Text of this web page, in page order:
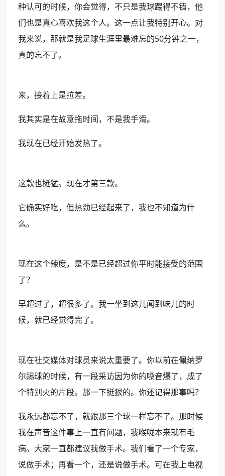
种认可的时候，你会觉得，不只是我球踢得不错，他
们也是真心喜欢我这个人。这一点让我特别开心。对
我来说，那就是我足球生涯里最难忘的50分钟之一，
真的忘不了。
来，接着上是拉差。
我其实是在故意拖时间，不是我手滑。
我现在已经开始发热了。
这款也挺猛。现在才第三款。
它确实好吃，但热劲已经起来了，我也不知道为什
么。
现在这个辣度，是不是已经超过你平时能接受的范围
了？
早超过了，超很多了。我一坐到这儿闻到味儿的时
候，就已经觉得完了。
现在社交媒体对球员来说太重要了。你以前在佩纳罗
尔踢球的时候，有一段采访因为你的嗓音爆了，成了
个特别火的片段。那一下挺狠的。你还记得那事吗？
我永远都忘不了，就跟那三个球一样忘不了。那时候
我在声音这件事上一直有问题，我喉咙本来就有毛
病。大家一直都建议我做手术。我们看了一个专家，
说做手术；再看一个，还是说做手术。可在我上电视